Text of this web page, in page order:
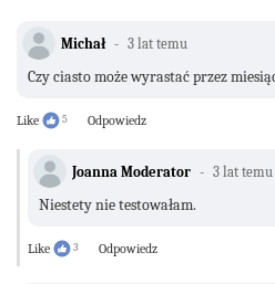
Michał 3 lat temu
Czy ciasto może wyrastać przez
Like 5 Odpowiedz
Joanna Moderator 3 lat temu
Niestety nie testowałam.
Like 3 Odpowiedz